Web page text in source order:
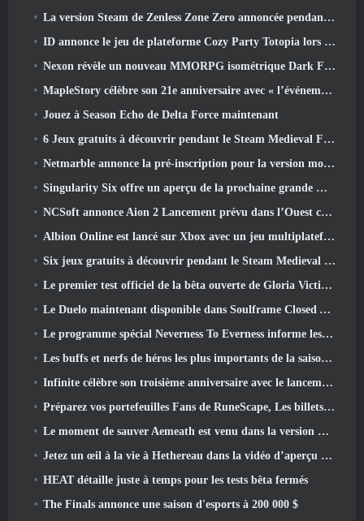
La version Steam de Zenless Zone Zero annoncée pendant la version 2.8 Programme spécial
ID annonce le jeu de plateforme Cozy Party Totopia lors de la vitrine Xbox, Lance le recrutement bêta
Nexon révèle un nouveau MMORPG isométrique Dark Fantasy, Braises des sans couronne
MapleStory célèbre son 21e anniversaire avec « l’événement de l’Université Maple »
Jouez à Season Echo de Delta Force maintenant
6 Jeux gratuits à découvrir pendant le Steam Medieval Fest
Netmarble annonce la pré-inscription pour la version mondiale du MMORPG de science-fiction RF Online Next
Singularity Six offre un aperçu de la prochaine grande mise à jour de Palia The Royal Highlands
NCSoft annonce Aion 2 Lancement prévu dans l’Ouest cette année
Albion Online est lancé sur Xbox avec un jeu multiplateforme complet
Six jeux gratuits à découvrir pendant le Steam Medieval Fest
Le premier test officiel de la bêta ouverte de Gloria Victis démarre aujourd’hui
Le Duelo maintenant disponible dans Soulframe Closed Alpha
Le programme spécial Neverness To Everness informe les joueurs de ce à quoi s'attendre lors des lancements
Les buffs et nerfs de héros les plus importants de la saison 7.5
Infinite célèbre son troisième anniversaire avec le lancement de Lunaria SS12 aujourd'hui
Préparez vos portefeuilles Fans de RuneScape, Les billets pour le RuneFest sont sur le point d'être mis en vente
Le moment de sauver Aemeath est venu dans la version Wuthering Waves 3.3 Mise à jour
Jetez un œil à la vie à Hethereau dans la vidéo d’aperçu du gameplay du lancement de Neverness To Everness
HEAT détaille juste à temps pour les tests bêta fermés
The Finals annonce une saison d'esports à 200 000 $